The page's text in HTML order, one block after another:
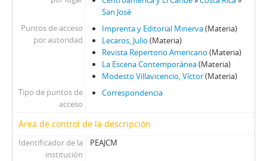
San José
Puntos de acceso
por autoridad
Imprenta y Editorial Minerva(Materia)
Lecaros, Julio (Materia)
Revista Repertorio Americano (Materia)
La Escena Contemporánea(Materia)
Modesto Villavicencio, Víctor(Materia)
Tipo de puntos de
acceso
Correspondencia
Área de control de la descripción
Identificador de la
institución
PEAJCM